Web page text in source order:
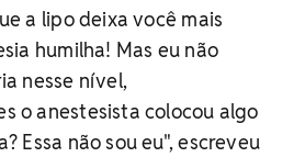
a lipo deixa você mais
humilha! Mas eu não
nesse nível,
o anestesista colocou algo
Essa não sou eu", escreveu